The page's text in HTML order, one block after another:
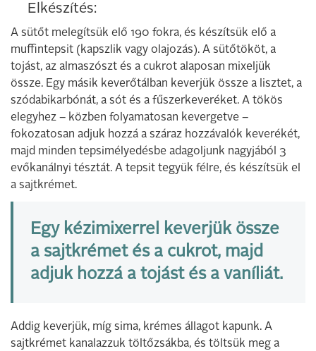
Elkészítés:
A sütőt melegítsük elő 190 fokra, és készítsük elő a
muffintepsit (kapszlik vagy olajozás). A sütőtököt, a
tojást, az almaszószt és a cukrot alaposan mixeljük
össze. Egy másik keverőtálban keverjük össze a lisztet, a
szódabikarbónát, a sót és a fűszerkeveréket. A tökös
elegyhez – közben folyamatosan kevergetve –
fokozatosan adjuk hozzá a száraz hozzávalók keverékét,
majd minden tepsimélyedésbe adagoljunk nagyjából 3
evőkanálnyi tésztát. A tepsit tegyük félre, és készítsük el
a sajtkrémet.
Egy kézimixerrel keverjük össze
a sajtkrémet és a cukrot, majd
adjuk hozzá a tojást és a vaníliát.
Addig keverjük, míg sima, krémes állagot kapunk. A
sajtkrémet kanalazzuk töltőzsákba, és töltsük meg a